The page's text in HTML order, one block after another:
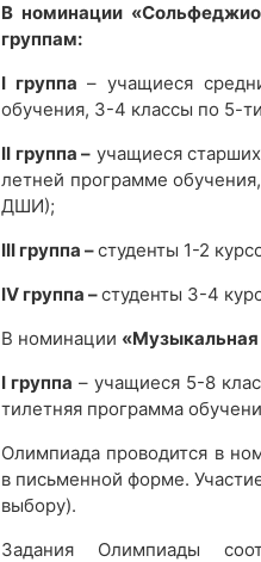
В номинации
группам:
I группа – учащиеся
обучения, 3-4 классы по 5-
II группа – учащиеся
летней программе
ДШИ);
III группа –студенты 1-2
IV группа –студенты 3-4
В номинации «Музыкальная
I группа – учащиеся 5-8
тилетняя программа
Олимпиада проводится в
в письменной форме.
выбору).
Задания Олимпиады